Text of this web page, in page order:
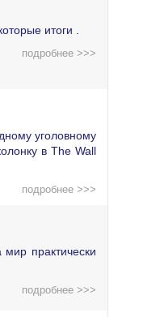
итоги .
подробнее >>>
уголовному
в The Wall
подробнее >>>
практически
подробнее >>>